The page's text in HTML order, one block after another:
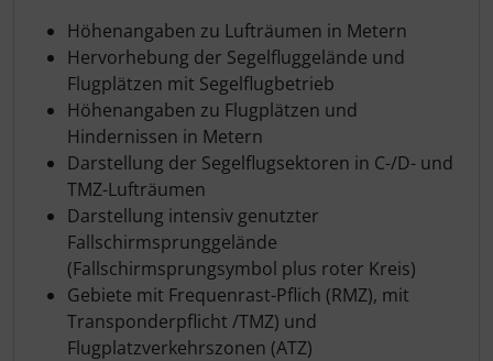
Höhenangaben zu Lufträumen in Metern
Hervorhebung der Segelfluggelände und
Flugplätzen mit Segelflugbetrieb
Höhenangaben zu Flugplätzen und
Hindernissen in Metern
Darstellung der Segelflugsektoren in C-/D- und
TMZ-Lufträumen
Darstellung intensiv genutzter
Fallschirmsprunggelände
(Fallschirmsprungsymbol plus roter Kreis)
Gebiete mit Frequenrast-Pflich (RMZ), mit
Transponderpflicht /TMZ) und
Flugplatzverkehrszonen (ATZ)